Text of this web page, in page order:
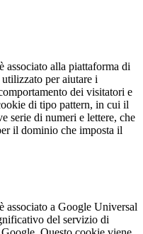
associato alla piattaforma di
per aiutare i
dei visitatori e
di tipo pattern, in cui il
serie di numeri e lettere, che
il dominio che imposta il
associato a Google Universal
del servizio di